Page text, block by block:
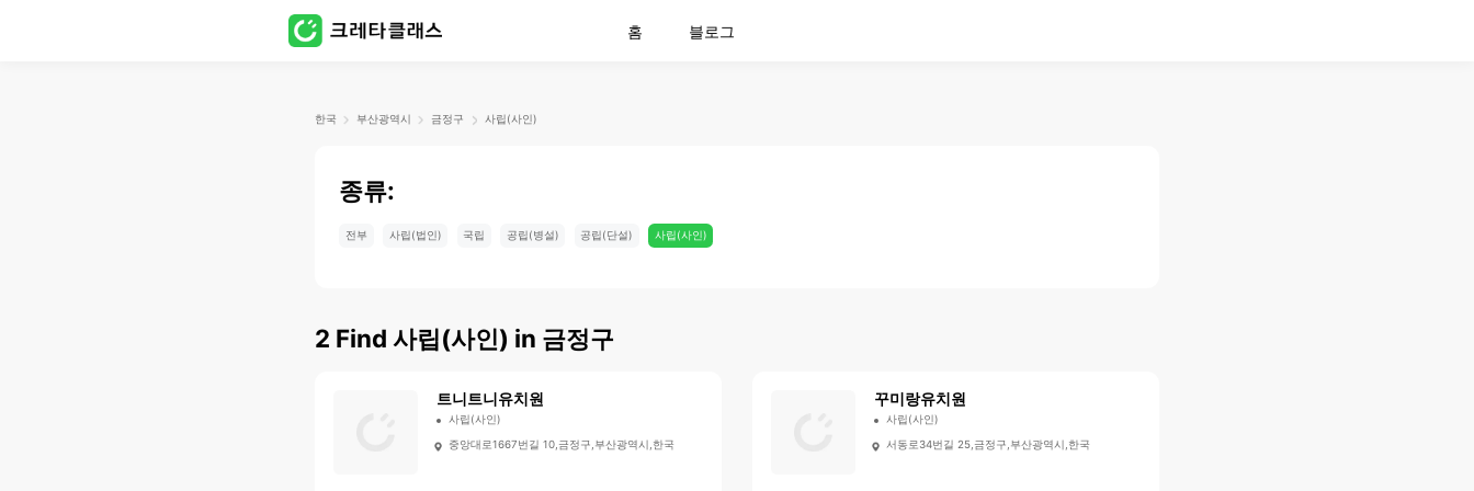
홈 블로그
한국 부산광역시 금정구 사립(사인)
종류:
전부 사립(법인) 국립 공립(병설) 공립(단설) 사립(사인)
2 Find 사립(사인) in 금정구
트니트니유치원
사립(사인)
중앙대로1667번길 10,금정구,부산광역시,한국
꾸미랑유치원
사립(사인)
서동로34번길 25,금정구,부산광역시,한국